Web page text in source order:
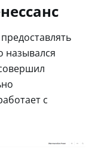
назывался
с